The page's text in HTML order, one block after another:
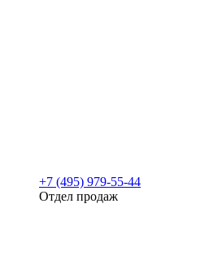
+7 (495) 979-55-44
Отдел продаж